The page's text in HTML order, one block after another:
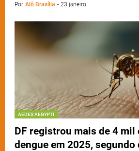
Por Alô Brasília - 23 janeiro
AEDES AEGYPTI
DF registrou mais de 4 mil
dengue em 2025, segundo